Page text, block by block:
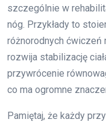
szczególnie w
nóg. Przykłady to
różnorodnych ćwiczeń
rozwija stabilizację
przywrócenie
co ma ogromne
Pamiętaj, że każdy